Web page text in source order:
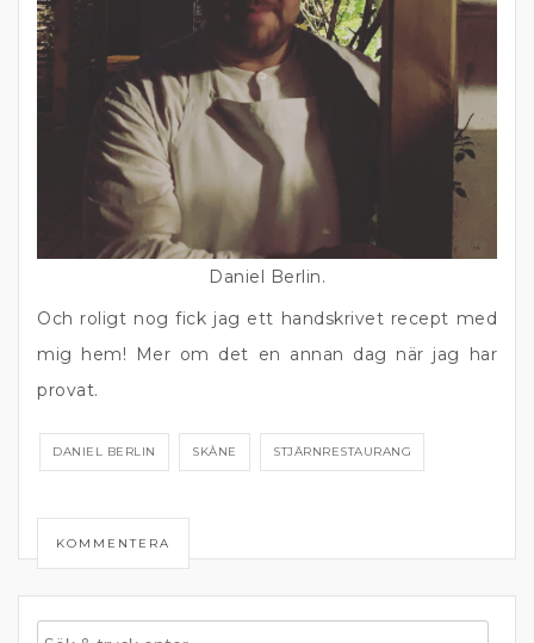
Daniel Berlin.
Och roligt nog fick jag ett handskrivet recept med
mig hem! Mer om det en annan dag när jag har
provat.
DANIEL BERLIN SKÅNE STJÄRNRESTAURANG
KOMMENTERA